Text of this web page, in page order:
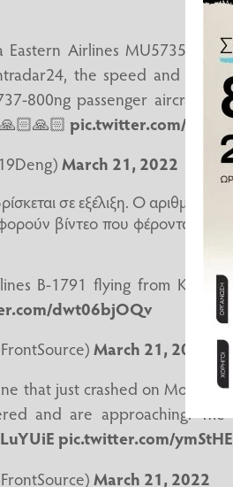
Eastern Airlines MU5735,
the speed and
800ng passenger aircraft,
pic.twitter.com/
March 21, 2022
σε εξέλιξη. Ο αριθμός
βίντεο που φέρονται να
B-1791 flying from
dwt06bjOQv
March 21, 2022
that just crashed on Monday
and are approaching. The
pic.twitter.com/
March 21, 2022